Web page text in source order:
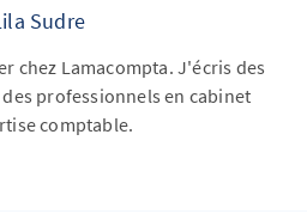
Sudre
chez Lamacompta. J'écris des
professionnels en cabinet
comptable.